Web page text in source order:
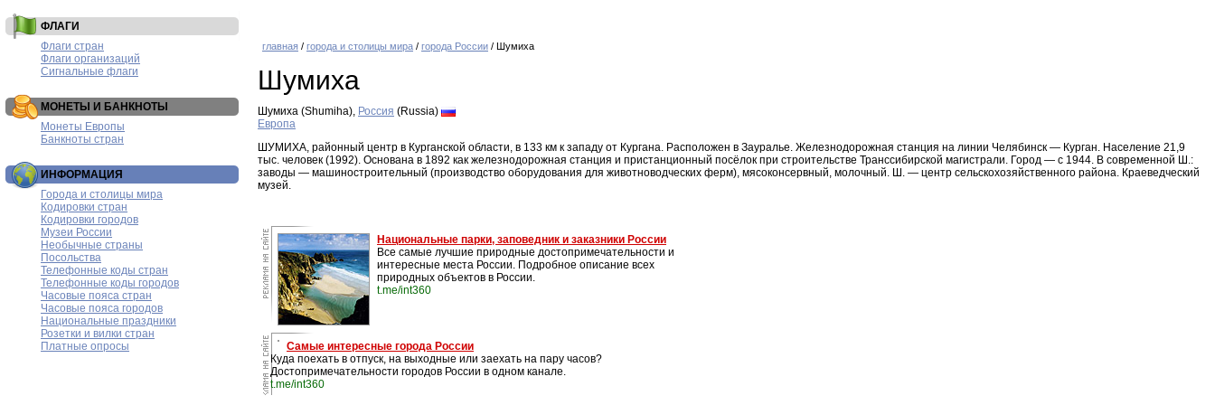
ФЛАГИ
Флаги стран
Флаги организаций
Сигнальные флаги
МОНЕТЫ И БАНКНОТЫ
Монеты Европы
Банкноты стран
ИНФОРМАЦИЯ
Города и столицы мира
Кодировки стран
Кодировки городов
Музеи России
Необычные страны
Посольства
Телефонные коды стран
Телефонные коды городов
Часовые пояса стран
Часовые пояса городов
Национальные праздники
Розетки и вилки стран
Платные опросы
главная / города и столицы мира / города России / Шумиха
Шумиха
Шумиха (Shumiha), Россия (Russia)
Европа
ШУМИХА, районный центр в Курганской области, в 133 км к западу от Кургана. Расположен в Зауралье. Железнодорожная станция на линии Челябинск — Курган. Население 21,9
тыс. человек (1992). Основана в 1892 как железнодорожная станция и пристанционный посёлок при строительстве Транссибирской магистрали. Город — с 1944. В современной Ш.:
заводы — машиностроительный (производство оборудования для животноводческих ферм), мясоконсервный, молочный. Ш. — центр сельскохозяйственного района. Краеведческий
музей.
Национальные парки, заповедник и заказники России
Все самые лучшие природные достопримечательности и
интересные места России. Подробное описание всех
природных объектов в России.
t.me/int360
Самые интересные города России
Куда поехать в отпуск, на выходные или заехать на пару часов?
Достопримечательности городов России в одном канале.
t.me/int360